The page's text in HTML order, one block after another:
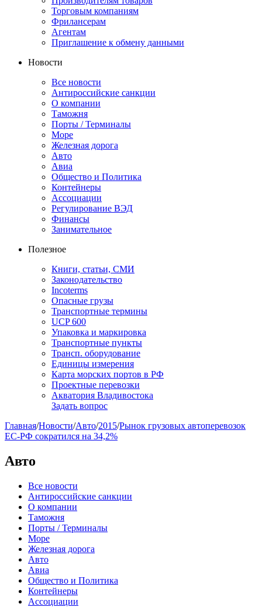
Торговым компаниям
Фрилансерам
Агентам
Приглашение к обмену данными
Новости
Все новости
Антироссийские санкции
О компании
Таможня
Порты / Терминалы
Море
Железная дорога
Авто
Авиа
Общество и Политика
Контейнеры
Ассоциации
Регулирование ВЭД
Финансы
Занимательное
Полезное
Книги, статьи, СМИ
Законодательство
Incoterms
Опасные грузы
Транспортные термины
UCP 600
Упаковка и маркировка
Транспортные пункты
Трансп. оборудование
Единицы измерения
Карта морских портов в РФ
Проектные перевозки
Акватория Владивостока
Задать вопрос
Главная/Новости/Авто/2015/Рынок грузовых автоперевозок
ЕС-РФ сократился на 34,2%
Авто
Все новости
Антироссийские санкции
О компании
Таможня
Порты / Терминалы
Море
Железная дорога
Авто
Авиа
Общество и Политика
Контейнеры
Ассоциации